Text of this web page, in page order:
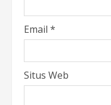
Email *
Situs Web